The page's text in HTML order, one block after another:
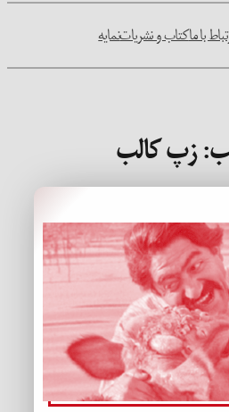
با ماکتاب و نشریاتنمایه
زپ کالب